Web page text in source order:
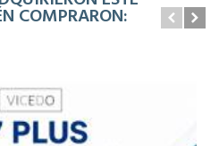
COMPRARON: